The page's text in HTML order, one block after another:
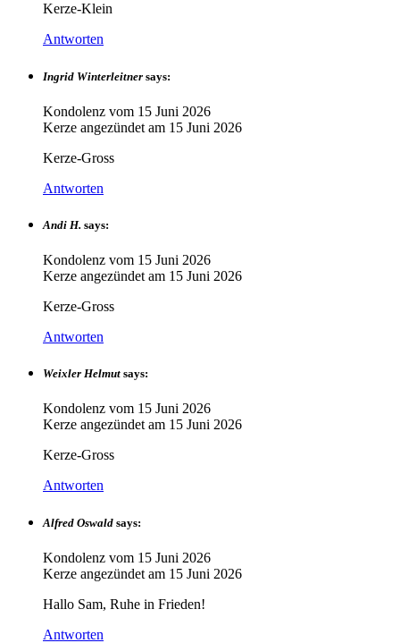
Kerze-Klein
Antworten
Ingrid Winterleitner says:
Kondolenz vom 15 Juni 2026
Kerze angezündet am 15 Juni 2026
Kerze-Gross
Antworten
Andi H. says:
Kondolenz vom 15 Juni 2026
Kerze angezündet am 15 Juni 2026
Kerze-Gross
Antworten
Weixler Helmut says:
Kondolenz vom 15 Juni 2026
Kerze angezündet am 15 Juni 2026
Kerze-Gross
Antworten
Alfred Oswald says:
Kondolenz vom 15 Juni 2026
Kerze angezündet am 15 Juni 2026
Hallo Sam, Ruhe in Frieden!
Antworten